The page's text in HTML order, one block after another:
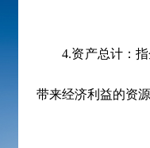
4.资产总计：指
带来经济利益的资源